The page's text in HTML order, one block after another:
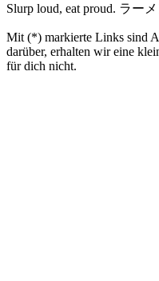
Slurp loud, eat proud. ラー
Mit (*) markierte Links sind
darüber, erhalten wir eine
für dich nicht.